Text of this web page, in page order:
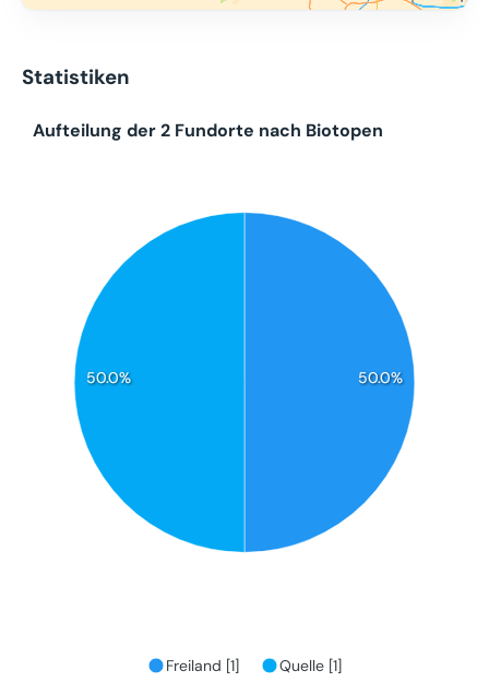
Statistiken
50.0%
50.0%
Aufteilung der 2 Fundorte nach Biotopen
Freiland [1] Quelle [1]